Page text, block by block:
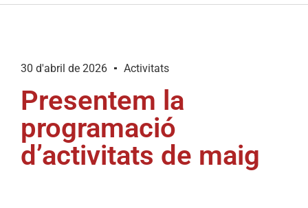
30 d'abril de 2026 Activitats
Presentem la
programació
d’activitats de maig